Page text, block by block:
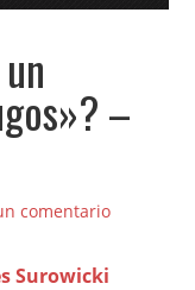
–
comentario
Surowicki